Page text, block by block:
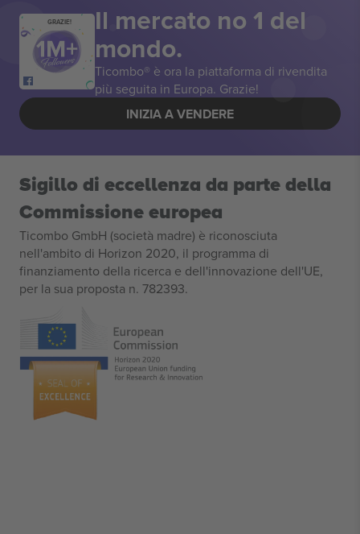
GRAZIE! Il mercato no 1 del
mondo.
Ticombo® è ora la piattaforma di rivendita
più seguita in Europa. Grazie!
INIZIA A VENDERE
Sigillo di eccellenza da parte della
Commissione europea
Ticombo GmbH (società madre) è riconosciuta
nell'ambito di Horizon 2020, il programma di
finanziamento della ricerca e dell'innovazione dell'UE,
per la sua proposta n. 782393.